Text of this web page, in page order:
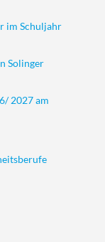
im Schuljahr
Solinger
2027 am